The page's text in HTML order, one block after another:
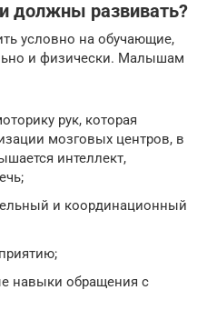
должны развивать?
условно на обучающие,
и физически. Малышам
рук, которая
мозговых центров, в
интеллект,
и координационный
навыки обращения с